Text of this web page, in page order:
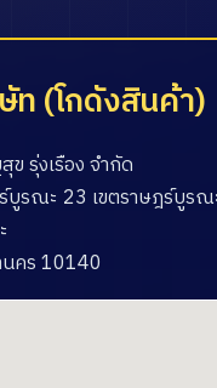
ท (โกดังสินค้า)
รุ่งเรือง จำกัด
บูรณะ 23 เขตราษฎร์บูรณ
คร 10140